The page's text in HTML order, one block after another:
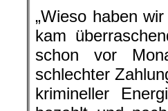
„Wieso haben
kam
schon vor
schlechter
krimineller